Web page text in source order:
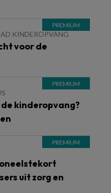
KINDEROPVANG
voor de
kinderopvang?
uit zorg en